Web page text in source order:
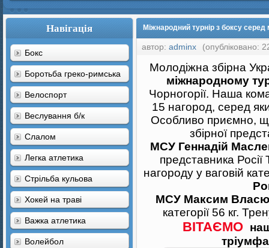
Навігація
Бокс
Боротьба греко-римська
Велоспорт
Веслування б/к
Cлалом
Легка атлетика
Стрільба кульова
Хокей на траві
Важка атлетика
Волейбол
Міжнародний турнір з боксу
автор: adminx (опубліковано:
Молодіжна збірна
міжнародному
Чорногорії. Наша
15 нагород, серед
Особливо приємно,
збірної
МСУ Геннадій
представника Росії
нагороду у ваговій
МСУ Максим
категорії 56 кг.
ВІТАЄМО